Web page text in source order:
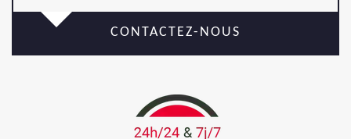
CONTACTEZ-NOUS